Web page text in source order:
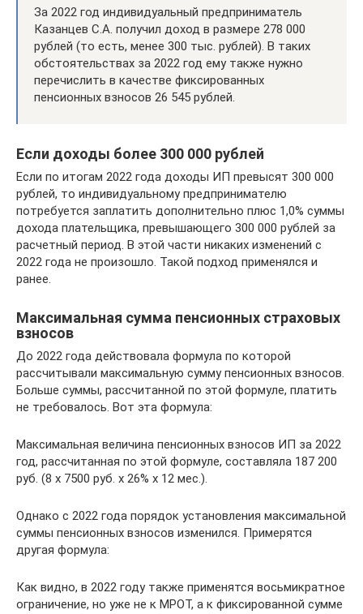
За 2022 год индивидуальный предприниматель
Казанцев С.А. получил доход в размере 278 000
рублей (то есть, менее 300 тыс. рублей). В таких
обстоятельствах за 2022 год ему также нужно
перечислить в качестве фиксированных
пенсионных взносов 26 545 рублей.
Если доходы более 300 000 рублей
Если по итогам 2022 года доходы ИП превысят 300 000
рублей, то индивидуальному предпринимателю
потребуется заплатить дополнительно плюс 1,0% суммы
дохода плательщика, превышающего 300 000 рублей за
расчетный период. В этой части никаких изменений с
2022 года не произошло. Такой подход применялся и
ранее.
Максимальная сумма пенсионных страховых
взносов
До 2022 года действовала формула по которой
рассчитывали максимальную сумму пенсионных взносов.
Больше суммы, рассчитанной по этой формуле, платить
не требовалось. Вот эта формула:
Максимальная величина пенсионных взносов ИП за 2022
год, рассчитанная по этой формуле, составляла 187 200
руб. (8 x 7500 руб. x 26% x 12 мес.).
Однако с 2022 года порядок установления максимальной
суммы пенсионных взносов изменился. Примерятся
другая формула:
Как видно, в 2022 году также применятся восьмикратное
ограничение, но уже не к МРОТ, а к фиксированной сумме